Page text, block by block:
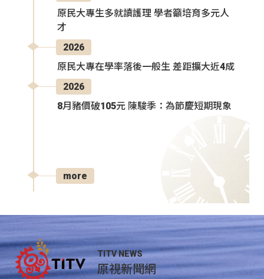
原民大專生多就讀護理 學者籲培育多元人
才
2026
原民大專在學率落後一般生 差距擴大近4成
2026
8月豬價破105元 陳駿季：為節慶短期現象
more
TITV NEWS
原視新聞網